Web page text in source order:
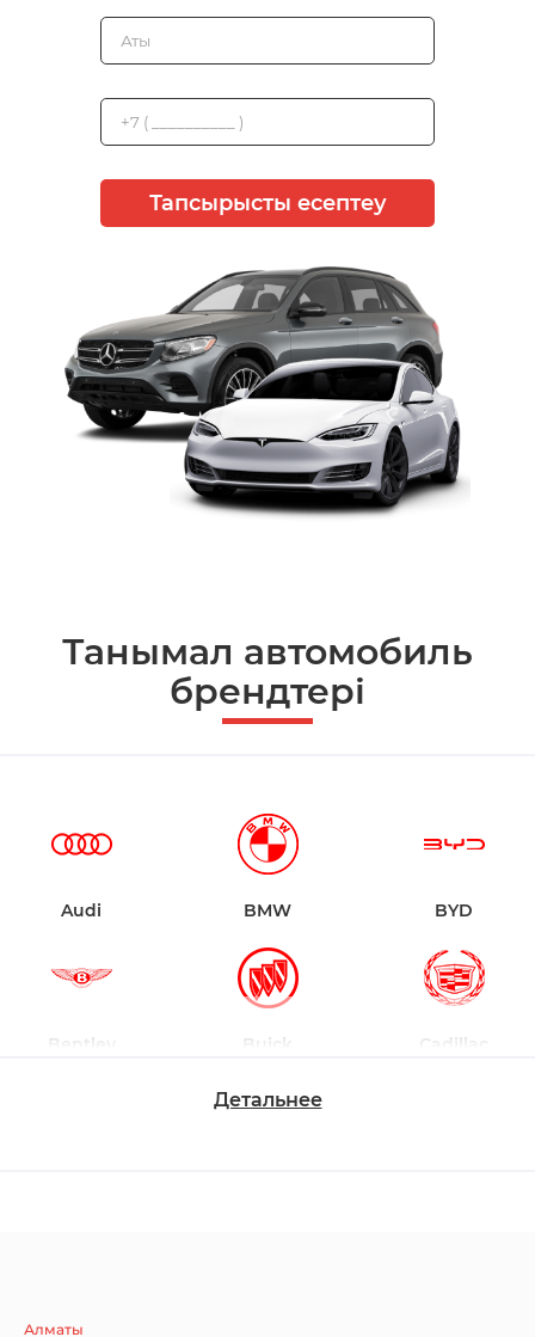
Тапсырысты есептеу
Танымал автомобиль
брендтері
Audi BMW BYD
Bentley Buick Cadillac
Детальнее
Алматы